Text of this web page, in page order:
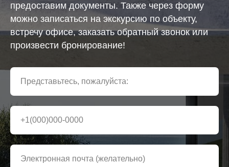
предоставим документы. Также через форму
можно записаться на экскурсию по объекту,
встречу офисе, заказать обратный звонок или
произвести бронирование!
Представьтесь, пожалуйста:
+1(000)000-0000
Электронная почта (желательно)